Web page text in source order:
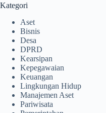
Kategori
Aset
Bisnis
Desa
DPRD
Kearsipan
Kepegawaian
Keuangan
Lingkungan Hidup
Manajemen Aset
Pariwisata